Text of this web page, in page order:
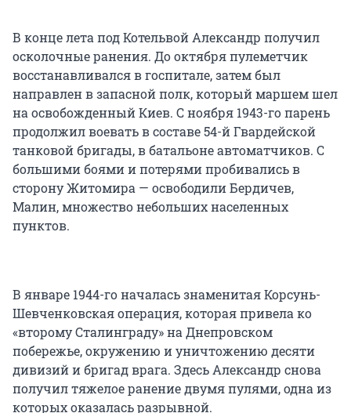
В конце лета под Котельвой Александр получил
осколочные ранения. До октября пулеметчик
восстанавливался в госпитале, затем был
направлен в запасной полк, который маршем шел
на освобожденный Киев. С ноября 1943-го парень
продолжил воевать в составе 54-й Гвардейской
танковой бригады, в батальоне автоматчиков. С
большими боями и потерями пробивались в
сторону Житомира — освободили Бердичев,
Малин, множество небольших населенных
пунктов.
В январе 1944-го началась знаменитая Корсунь-
Шевченковская операция, которая привела ко
«второму Сталинграду» на Днепровском
побережье, окружению и уничтожению десяти
дивизий и бригад врага. Здесь Александр снова
получил тяжелое ранение двумя пулями, одна из
которых оказалась разрывной.